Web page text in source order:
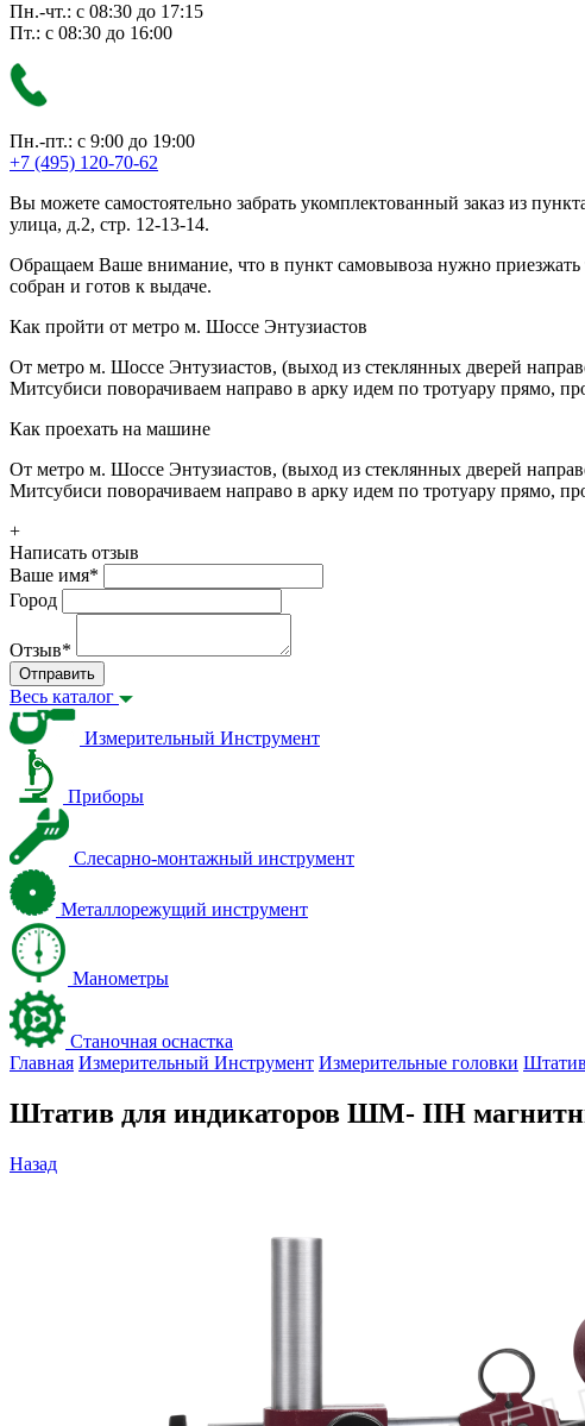
Пн.-чт.: с 08:30 до 17:15
Пт.: с 08:30 до 16:00
Пн.-пт.: с 9:00 до 19:00
+7 (495) 120-70-62
Вы можете самостоятельно забрать укомплектованный заказ из
улица, д.2, стр. 12-13-14.
Обращаем Ваше внимание, что в пункт самовывоза нужно приезжать
собран и готов к выдаче.
Как пройти от метро м. Шоссе Энтузиастов
От метро м. Шоссе Энтузиастов, (выход из стеклянных дверей
Митсубиси поворачиваем направо в арку идем по тротуару прямо,
Как проехать на машине
От метро м. Шоссе Энтузиастов, (выход из стеклянных дверей
Митсубиси поворачиваем направо в арку идем по тротуару прямо,
+
Написать отзыв
Ваше имя*
Город
Отзыв*
Отправить
Весь каталог
Измерительный Инструмент
Приборы
Слесарно-монтажный инструмент
Металлорежущий инструмент
Манометры
Станочная оснастка
Главная Измерительный Инструмент Измерительные головки
Штатив для индикаторов ШМ- IIН
Назад